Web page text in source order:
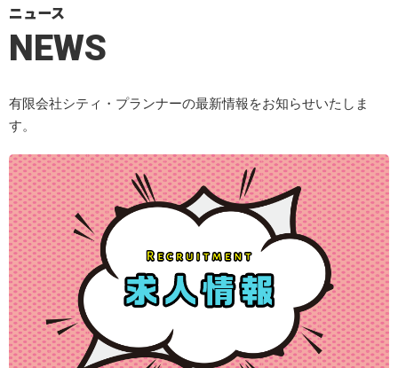
ニュース
NEWS
有限会社シティ・プランナーの最新情報をお知らせいたしま
す。